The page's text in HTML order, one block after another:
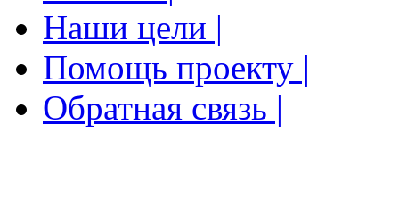
Наши цели |
Помощь проекту |
Обратная связь |